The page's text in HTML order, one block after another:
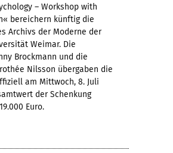
– Workshop with
bereichern künftig die
Archivs der Moderne der
Weimar. Die
Brockmann und die
Nilsson übergaben die
am Mittwoch, 8. Juli
der Schenkung
Euro.